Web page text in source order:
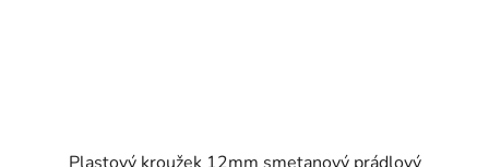
Plastový kroužek 12mm smetanový prádlový